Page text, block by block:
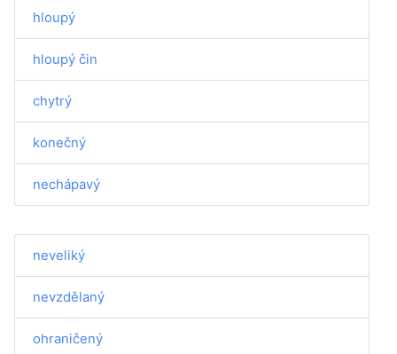
hloupý
hloupý čin
chytrý
konečný
nechápavý
neveliký
nevzdělaný
ohraničený